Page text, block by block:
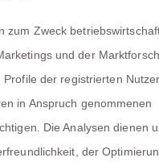
zum Zweck
und der
Profile der registrierten
in Anspruch genommenen
Die Analysen dienen
der